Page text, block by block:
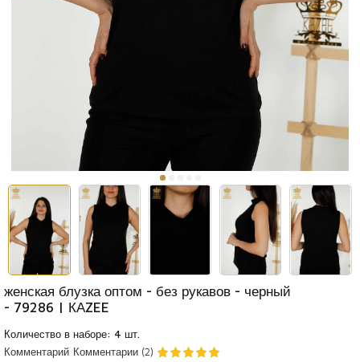
женская блузка оптом - без рукавов - черный
- 79286 | КАZEE
Количество в наборе: 4 шт.
Комментарий Комментарии (2)